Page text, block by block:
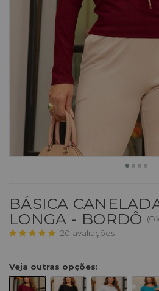
BÁSICA
LONGA - BORDÔ
(
20 avaliações
Veja outras opções: